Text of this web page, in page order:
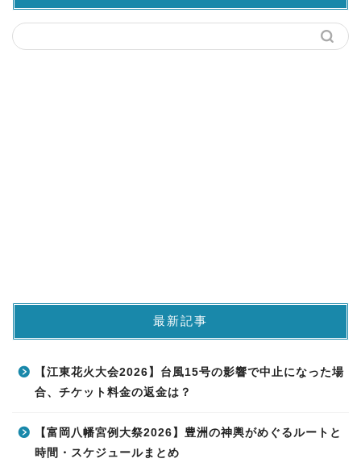
最新記事
【江東花火大会2026】台風15号の影響で中止になった場
合、チケット料金の返金は？
【富岡八幡宮例大祭2026】豊洲の神輿がめぐるルートと
時間・スケジュールまとめ